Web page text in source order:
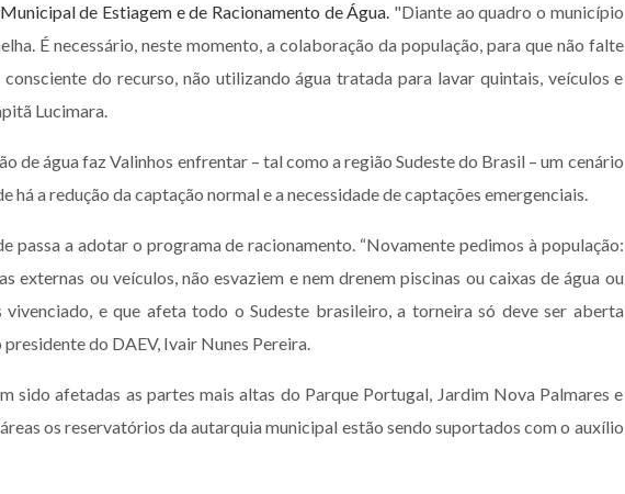
de Estiagem e de Racionamento de Água. "Diante ao quadro o município
É necessário, neste momento, a colaboração da população, para que não falte
do recurso, não utilizando água tratada para lavar quintais, veículos e
Lucimara.
de água faz Valinhos enfrentar – tal como a região Sudeste do Brasil – um cenário
a redução da captação normal e a necessidade de captações emergenciais.
passa a adotar o programa de racionamento. “Novamente pedimos à população:
externas ou veículos, não esvaziem e nem drenem piscinas ou caixas de água ou
vivenciado, e que afeta todo o Sudeste brasileiro, a torneira só deve ser aberta
do DAEV, Ivair Nunes Pereira.
sido afetadas as partes mais altas do Parque Portugal, Jardim Nova Palmares e
os reservatórios da autarquia municipal estão sendo suportados com o auxílio